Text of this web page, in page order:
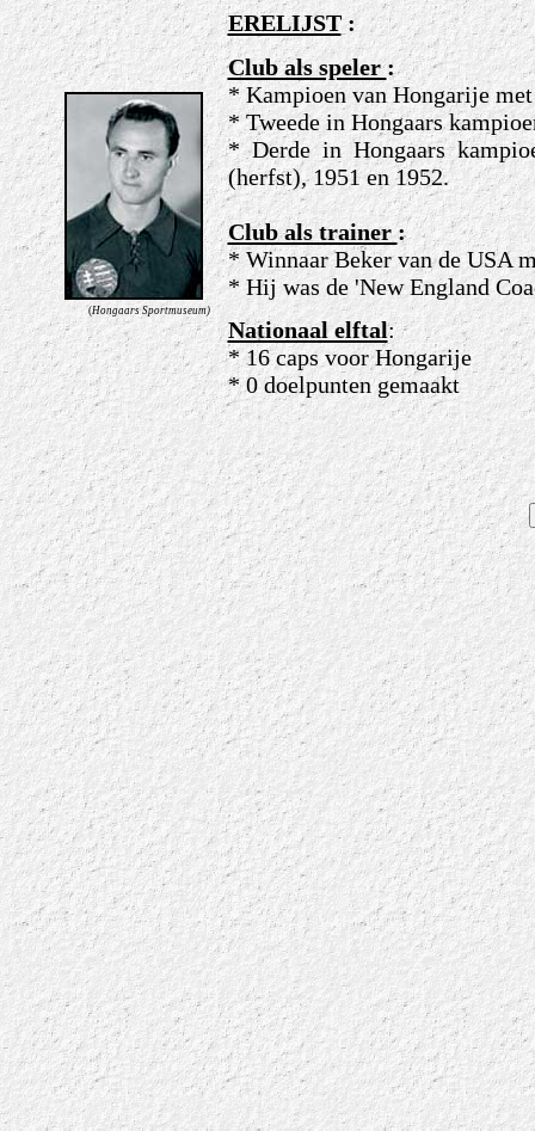
(Hongaars Sportmuseum)
ERELIJST:
Club als speler:
* Kampioen van Hongarije
* Tweede in Hongaars
* Derde in Hongaars
(herfst), 1951 en 1952.
Club als trainer:
* Winnaar Beker van de USA
* Hij was de 'New England
Nationaal elftal:
* 16 caps voor Hongarije
* 0 doelpunten gemaakt